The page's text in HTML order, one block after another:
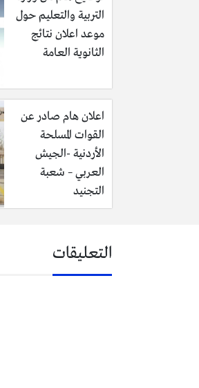
التربية والتعليم حول
موعد اعلان نتائج
الثانوية العامة
اعلان هام صادر عن
القوات المسلحة
الأردنية -الجيش
العربي – شعبة
التجنيد
التعليقات